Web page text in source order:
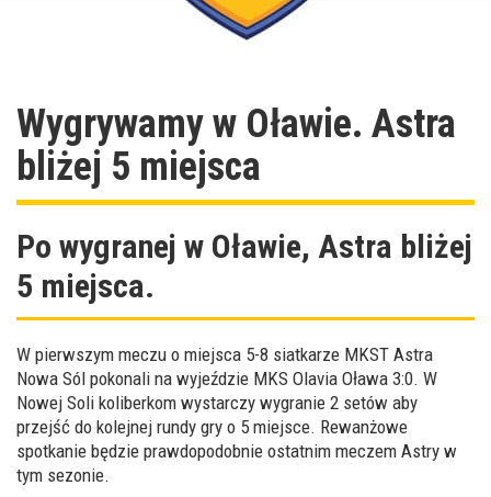
Wygrywamy w Oławie. Astra
bliżej 5 miejsca
Po wygranej w Oławie, Astra bliżej
5 miejsca.
W pierwszym meczu o miejsca 5-8 siatkarze MKST Astra
Nowa Sól pokonali na wyjeździe MKS Olavia Oława 3:0. W
Nowej Soli koliberkom wystarczy wygranie 2 setów aby
przejść do kolejnej rundy gry o 5 miejsce. Rewanżowe
spotkanie będzie prawdopodobnie ostatnim meczem Astry w
tym sezonie.